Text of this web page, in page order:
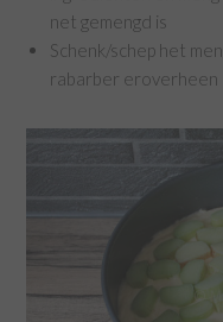
net gemengd is
Schenk/schep het
rabarber eroverheen